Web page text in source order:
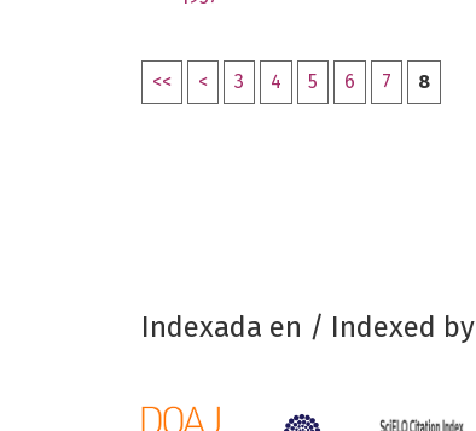
<< < 3 4 5 6 7 8
Indexada en / Indexed by